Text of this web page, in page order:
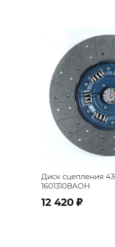
Диск сцепления
1601310BAOH
12 420 ;